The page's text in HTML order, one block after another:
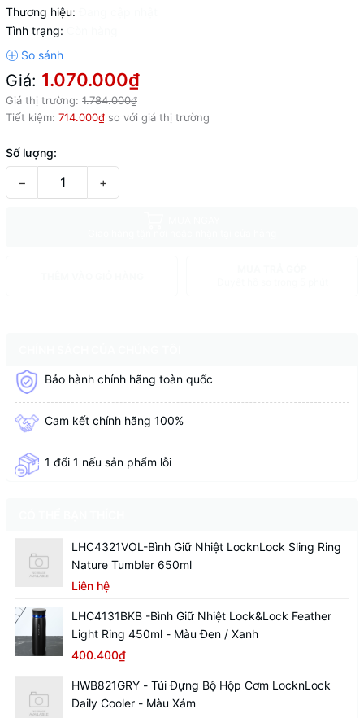
Thương hiệu:
Tình trạng:
Giá: 1.070.000₫
Giá thị trường: 1.784.000₫
Tiết kiệm: 714.000₫ so với giá thị trường
Số lượng:
− +
Bảo hành chính hãng toàn quốc
Cam kết chính hãng 100%
1 đổi 1 nếu sản phẩm lỗi
LHC4321VOL-Bình Giữ Nhiệt LocknLock Sling Ring
Nature Tumbler 650ml
Liên hệ
LHC4131BKB -Bình Giữ Nhiệt Lock&Lock Feather
Light Ring 450ml - Màu Đen / Xanh
400.400₫
HWB821GRY - Túi Đựng Bộ Hộp Cơm LocknLock
Daily Cooler - Màu Xám